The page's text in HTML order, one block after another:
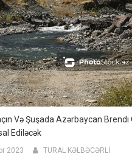
Və Şuşada Azərbaycan
Ediləcək
2023 TURAL KƏLBƏCƏRLİ